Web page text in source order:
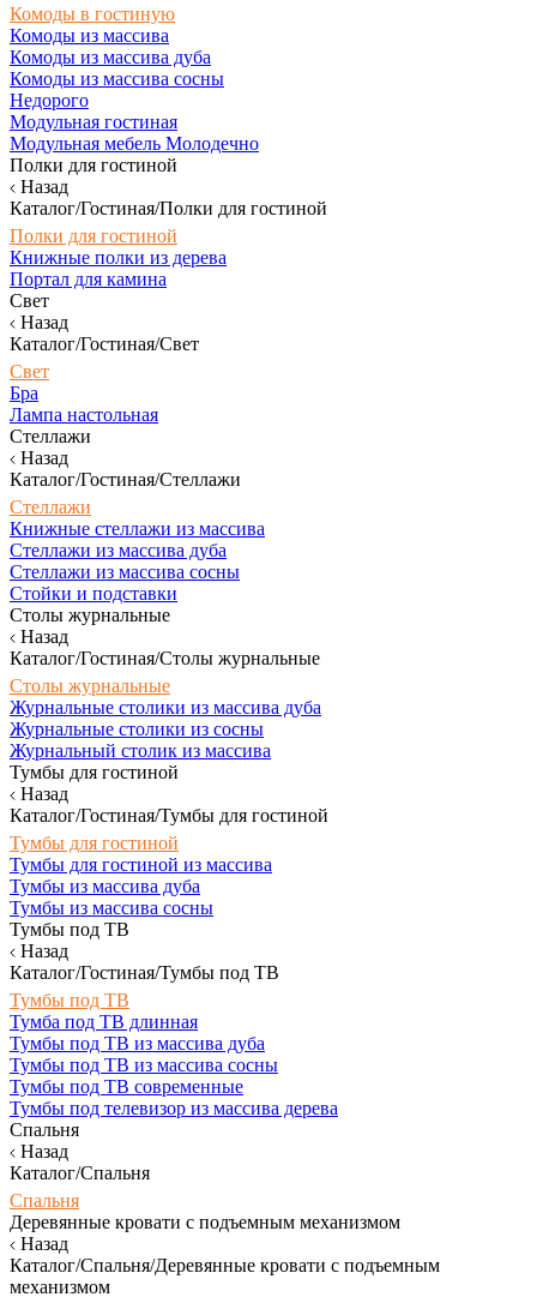
Комоды в гостиную
Комоды из массива
Комоды из массива дуба
Комоды из массива сосны
Недорого
Модульная гостиная
Модульная мебель Молодечно
Полки для гостиной
Назад
Каталог/Гостиная/Полки для гостиной
Полки для гостиной
Книжные полки из дерева
Портал для камина
Свет
Назад
Каталог/Гостиная/Свет
Свет
Бра
Лампа настольная
Стеллажи
Назад
Каталог/Гостиная/Стеллажи
Стеллажи
Книжные стеллажи из массива
Стеллажи из массива дуба
Стеллажи из массива сосны
Стойки и подставки
Столы журнальные
Назад
Каталог/Гостиная/Столы журнальные
Столы журнальные
Журнальные столики из массива дуба
Журнальные столики из сосны
Журнальный столик из массива
Тумбы для гостиной
Назад
Каталог/Гостиная/Тумбы для гостиной
Тумбы для гостиной
Тумбы для гостиной из массива
Тумбы из массива дуба
Тумбы из массива сосны
Тумбы под ТВ
Назад
Каталог/Гостиная/Тумбы под ТВ
Тумбы под ТВ
Тумба под ТВ длинная
Тумбы под ТВ из массива дуба
Тумбы под ТВ из массива сосны
Тумбы под ТВ современные
Тумбы под телевизор из массива дерева
Спальня
Назад
Каталог/Спальня
Спальня
Деревянные кровати с подъемным механизмом
Назад
Каталог/Спальня/Деревянные кровати с подъемным
механизмом